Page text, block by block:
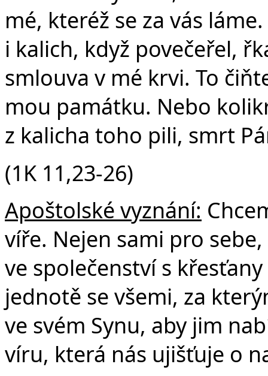
mé, kteréž se za vás
i kalich, když povečeřel,
smlouva v mé krvi. To
mou památku. Nebo
z kalicha toho pili, smrt
(1K 11,23-26)
Apoštolské vyznání:
víře. Nejen sami pro
ve společenství s
jednotě se všemi, za
ve svém Synu, aby jim
víru, která nás ujišťuje o